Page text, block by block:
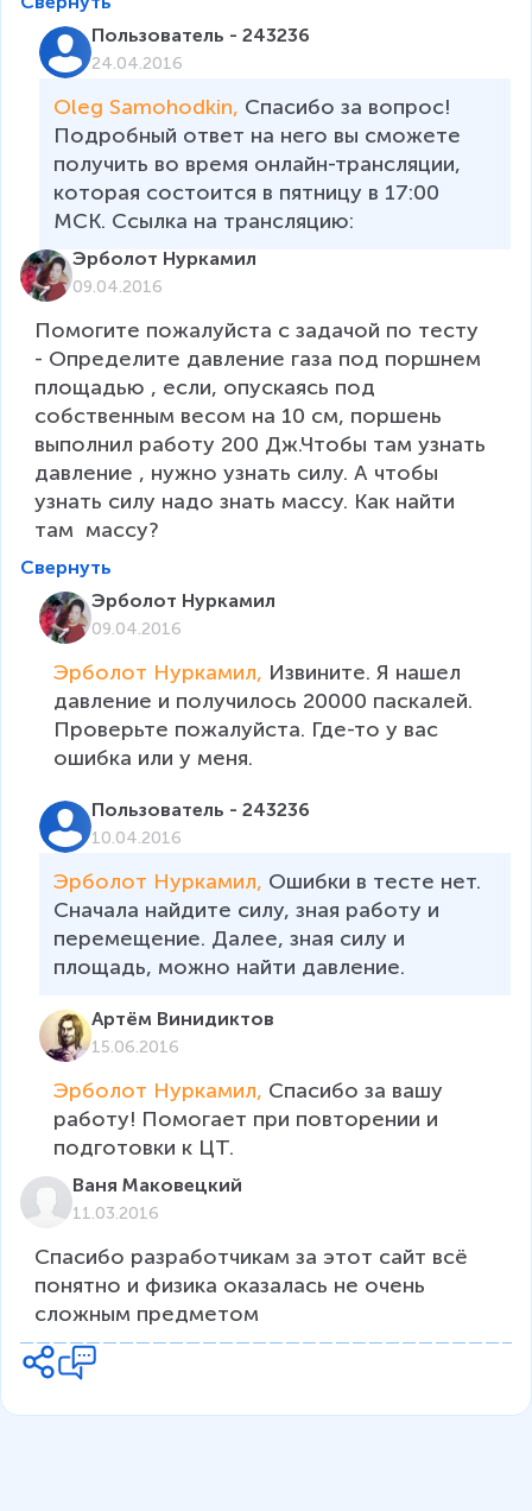
Пользователь - 243236
24.04.2016
Oleg Samohodkin, Спасибо за вопрос!
Подробный ответ на него вы сможете
получить во время онлайн-трансляции,
которая состоится в пятницу в 17:00
МСК. Ссылка на трансляцию:
Эрболот Нуркамил
09.04.2016
Помогите пожалуйста с задачой по тесту
- Определите давление газа под поршнем
площадью , если, опускаясь под
собственным весом на 10 см, поршень
выполнил работу 200 Дж.Чтобы там узнать
давление , нужно узнать силу. А чтобы
узнать силу надо знать массу. Как найти
там  массу?
Свернуть
Эрболот Нуркамил
09.04.2016
Эрболот Нуркамил, Извините. Я нашел
давление и получилось 20000 паскалей.
Проверьте пожалуйста. Где-то у вас
ошибка или у меня.
Пользователь - 243236
10.04.2016
Эрболот Нуркамил, Ошибки в тесте нет.
Сначала найдите силу, зная работу и
перемещение. Далее, зная силу и
площадь, можно найти давление.
Артём Винидиктов
15.06.2016
Эрболот Нуркамил, Спасибо за вашу
работу! Помогает при повторении и
подготовки к ЦТ.
Ваня Маковецкий
11.03.2016
Спасибо разработчикам за этот сайт всё
понятно и физика оказалась не очень
сложным предметом